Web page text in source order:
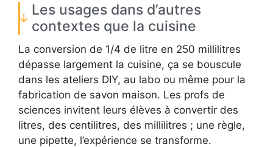
Les usages dans d’autres
contextes que la cuisine
La conversion de 1/4 de litre en 250 millilitres
dépasse largement la cuisine, ça se bouscule
dans les ateliers DIY, au labo ou même pour la
fabrication de savon maison. Les profs de
sciences invitent leurs élèves à convertir des
litres, des centilitres, des millilitres ; une règle,
une pipette, l’expérience se transforme.